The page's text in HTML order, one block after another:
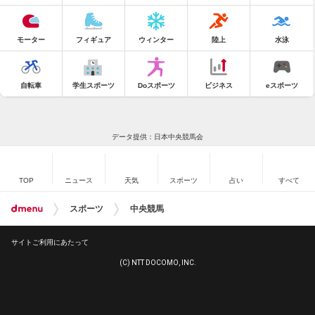
モーター フィギュア ウィンター 陸上 水泳
自転車 学生スポーツ Doスポーツ ビジネス eスポーツ
データ提供：日本中央競馬会
TOP ニュース 天気 スポーツ 占い すべて
スポーツ 中央競馬
サイトご利用にあたって
(C) NTT DOCOMO, INC.